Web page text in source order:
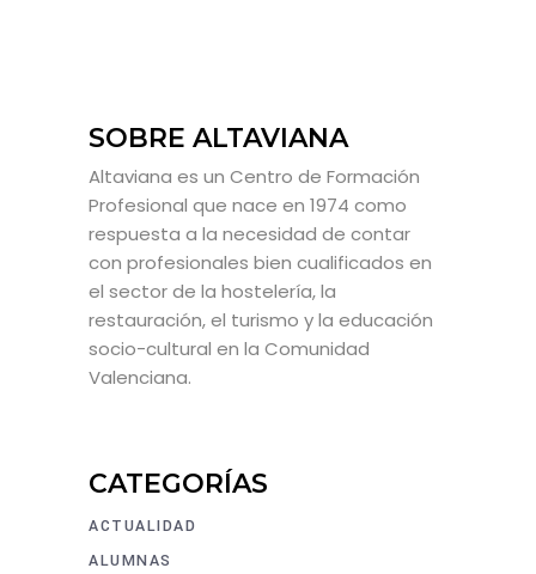
SOBRE ALTAVIANA
Altaviana es un Centro de Formación
Profesional que nace en 1974 como
respuesta a la necesidad de contar
con profesionales bien cualificados en
el sector de la hostelería, la
restauración, el turismo y la educación
socio-cultural en la Comunidad
Valenciana.
CATEGORÍAS
ACTUALIDAD
ALUMNAS